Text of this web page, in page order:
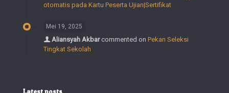
otomatis pada Kartu Peserta Ujian|Sertifikat
Mei 19, 2025
Aliansyah Akbarcommented on Pekan Seleksi
Tingkat Sekolah